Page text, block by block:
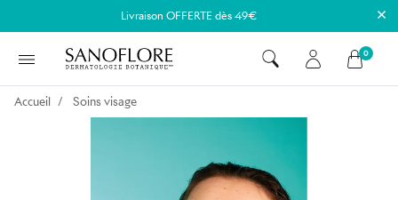
Livraison OFFERTE dès 49€ ×
0
Accueil Soins visage